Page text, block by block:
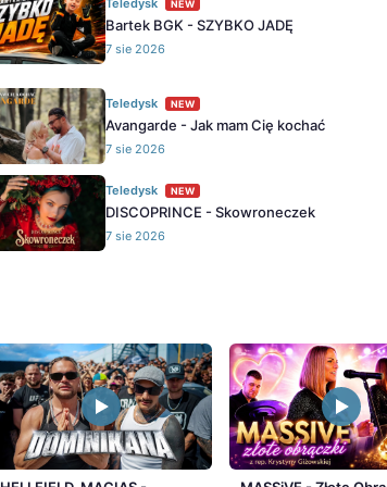
Teledysk NEW
Bartek BGK - SZYBKO JADĘ
7 sie 2026
Teledysk NEW
Avangarde - Jak mam Cię kochać
7 sie 2026
Teledysk NEW
DISCOPRINCE - Skowroneczek
7 sie 2026